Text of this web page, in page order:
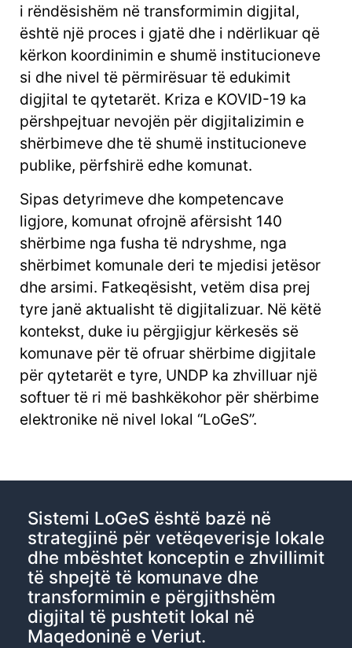
i rëndësishëm në transformimin digjital,
është një proces i gjatë dhe i ndërlikuar që
kërkon koordinimin e shumë institucioneve
si dhe nivel të përmirësuar të edukimit
digjital te qytetarët. Kriza e KOVID-19 ka
përshpejtuar nevojën për digjitalizimin e
shërbimeve dhe të shumë institucioneve
publike, përfshirë edhe komunat.
Sipas detyrimeve dhe kompetencave
ligjore, komunat ofrojnë afërsisht 140
shërbime nga fusha të ndryshme, nga
shërbimet komunale deri te mjedisi jetësor
dhe arsimi. Fatkeqësisht, vetëm disa prej
tyre janë aktualisht të digjitalizuar. Në këtë
kontekst, duke iu përgjigjur kërkesës së
komunave për të ofruar shërbime digjitale
për qytetarët e tyre, UNDP ka zhvilluar një
softuer të ri më bashkëkohor për shërbime
elektronike në nivel lokal “LoGeS”.
Sistemi LoGeS është bazë në
strategjinë për vetëqeverisje lokale
dhe mbështet konceptin e zhvillimit
të shpejtë të komunave dhe
transformimin e përgjithshëm
digjital të pushtetit lokal në
Maqedoninë e Veriut.